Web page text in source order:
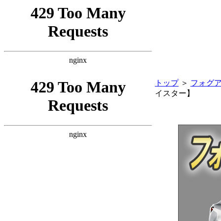
トップ＞ フォグ
イスター】